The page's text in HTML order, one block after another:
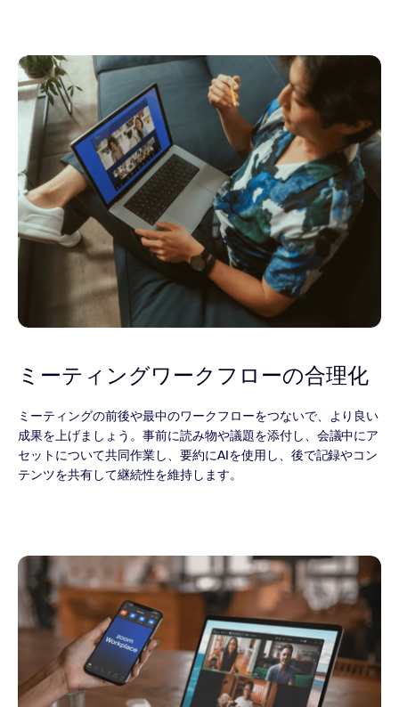
ミーティングワークフローの合理化
ミーティングの前後や最中のワークフローをつないで、より良い
成果を上げましょう。事前に読み物や議題を添付し、会議中にア
セットについて共同作業し、要約にAIを使用し、後で記録やコン
テンツを共有して継続性を維持します。